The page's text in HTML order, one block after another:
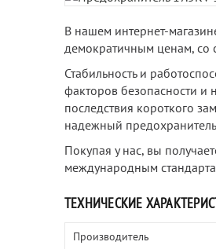
В нашем интернет-
демократичным ценам, со
Стабильность и
факторов безопасности и
последствия короткого
надежный
Покупая у нас, вы
международным
ТЕХНИЧЕСКИЕ
Производитель